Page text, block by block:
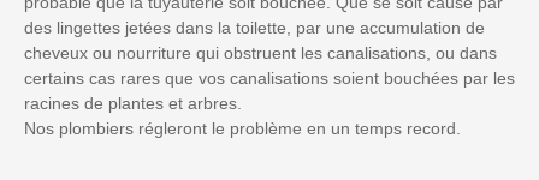
des lingettes jetées dans la toilette, par une accumulation de
cheveux ou nourriture qui obstruent les canalisations, ou dans
certains cas rares que vos canalisations soient bouchées par les
racines de plantes et arbres.
Nos plombiers régleront le problème en un temps record.